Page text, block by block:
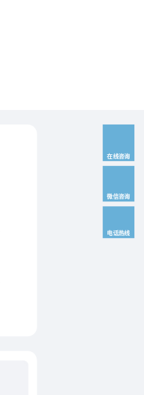
在线咨询
微信咨询
电话热线